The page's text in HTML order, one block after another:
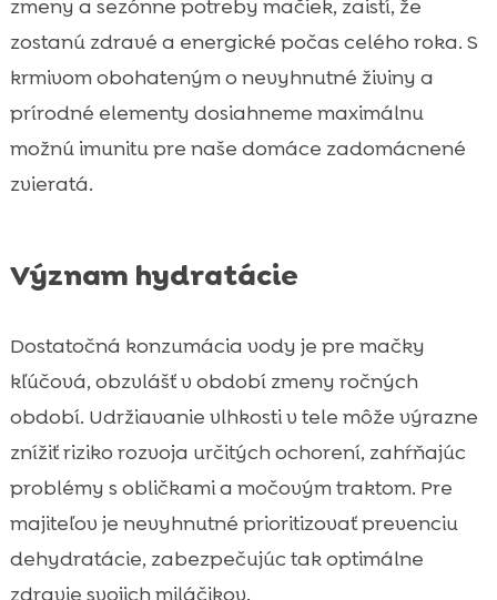
zmeny a sezónne potreby mačiek, zaistí, že
zostanú zdravé a energické počas celého roka. S
krmivom obohateným o nevyhnutné živiny a
prírodné elementy dosiahneme maximálnu
možnú imunitu pre naše domáce zadomácnené
zvieratá.
Význam hydratácie
Dostatočná konzumácia vody je pre mačky
kľúčová, obzvlášť v období zmeny ročných
období. Udržiavanie vlhkosti v tele môže výrazne
znížiť riziko rozvoja určitých ochorení, zahŕňajúc
problémy s obličkami a močovým traktom. Pre
majiteľov je nevyhnutné prioritizovať prevenciu
dehydratácie, zabezpečujúc tak optimálne
zdravie svojich miláčikov.